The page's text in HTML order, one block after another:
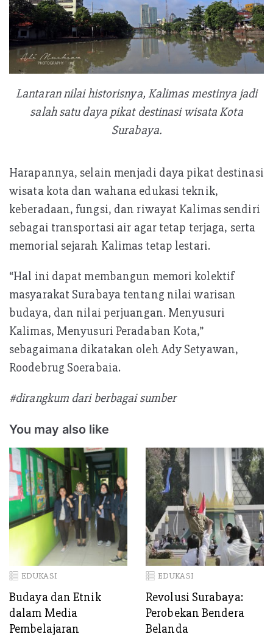
Lantaran nilai historisnya, Kalimas mestinya jadi
salah satu daya pikat destinasi wisata Kota
Surabaya.
Harapannya, selain menjadi daya pikat destinasi
wisata kota dan wahana edukasi teknik,
keberadaan, fungsi, dan riwayat Kalimas sendiri
sebagai transportasi air agar tetap terjaga, serta
memorial sejarah Kalimas tetap lestari.
“Hal ini dapat membangun memori kolektif
masyarakat Surabaya tentang nilai warisan
budaya, dan nilai perjuangan. Menyusuri
Kalimas, Menyusuri Peradaban Kota,”
sebagaimana dikatakan oleh Ady Setyawan,
Roodebrug Soerabaia.
#dirangkum dari berbagai sumber
You may also like
EDUKASI
Budaya dan Etnik
dalam Media
Pembelajaran
EDUKASI
Revolusi Surabaya:
Perobekan Bendera
Belanda